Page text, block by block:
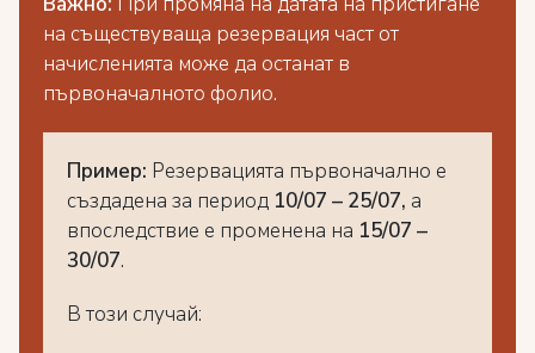
на съществуваща резервация част от
начисленията може да останат в
първоначалното фолио.
Пример: Резервацията първоначално е
създадена за период 10/07 – 25/07, а
впоследствие е променена на 15/07 –
30/07.
В този случай: